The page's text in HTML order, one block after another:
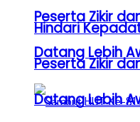
Peserta Zikir
Datang Lebih
Hindari
Peserta Zikir
Datang Lebih